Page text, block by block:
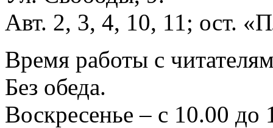
Авт. 2, 3, 4, 10, 11; ост.
Время работы с
Без обеда.
Воскресенье – с 10.00 до